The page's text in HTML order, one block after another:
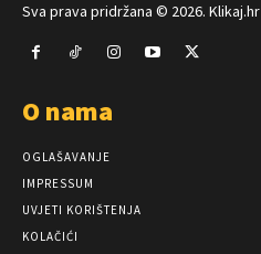
Sva prava pridržana © 2026. Klikaj.hr
O nama
OGLAŠAVANJE
IMPRESSUM
UVJETI KORIŠTENJA
KOLAČIĆI